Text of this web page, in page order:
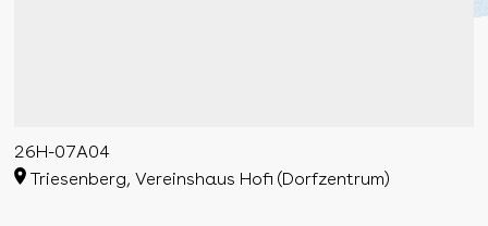
26H-07A04
Triesenberg, Vereinshaus Hofi (Dorfzentrum)